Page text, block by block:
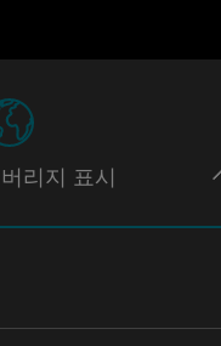
리지 표시